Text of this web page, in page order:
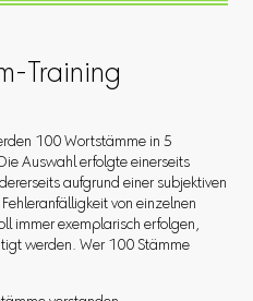
Training
100 Wortstämme in 5
Auswahl erfolgte einerseits
aufgrund einer subjektiven
von einzelnen
immer exemplarisch erfolgen,
werden. Wer 100 Stämme